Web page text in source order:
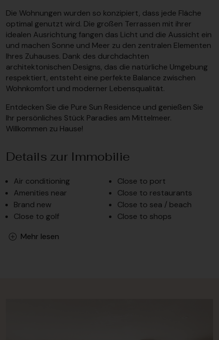
Die Wohnungen wurden so konzipiert, dass jede Fläche
optimal genutzt wird. Die großen Terrassen mit ihrer
idealen Ausrichtung fangen das Licht und die Aussicht ein
und machen Sonne und Meer zu den zentralen Elementen
Ihres Zuhauses. Dank des durchdachten
architektonischen Designs, das die natürliche Umgebung
respektiert, entsteht eine perfekte Balance zwischen
Wohnkomfort und moderner Lebensqualität.
Entdecken Sie die Pure Sun Residence und genießen Sie
Ihr persönliches Stück Paradies am Mittelmeer.
Willkommen zu Hause!
Details zur Immobilie
Air conditioning
Amenities near
Brand new
Close to golf
Close to port
Close to restaurants
Close to sea / beach
Close to shops
Mehr lesen